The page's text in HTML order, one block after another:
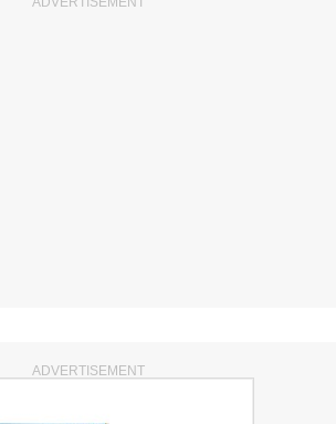
ADVERTISEMENT